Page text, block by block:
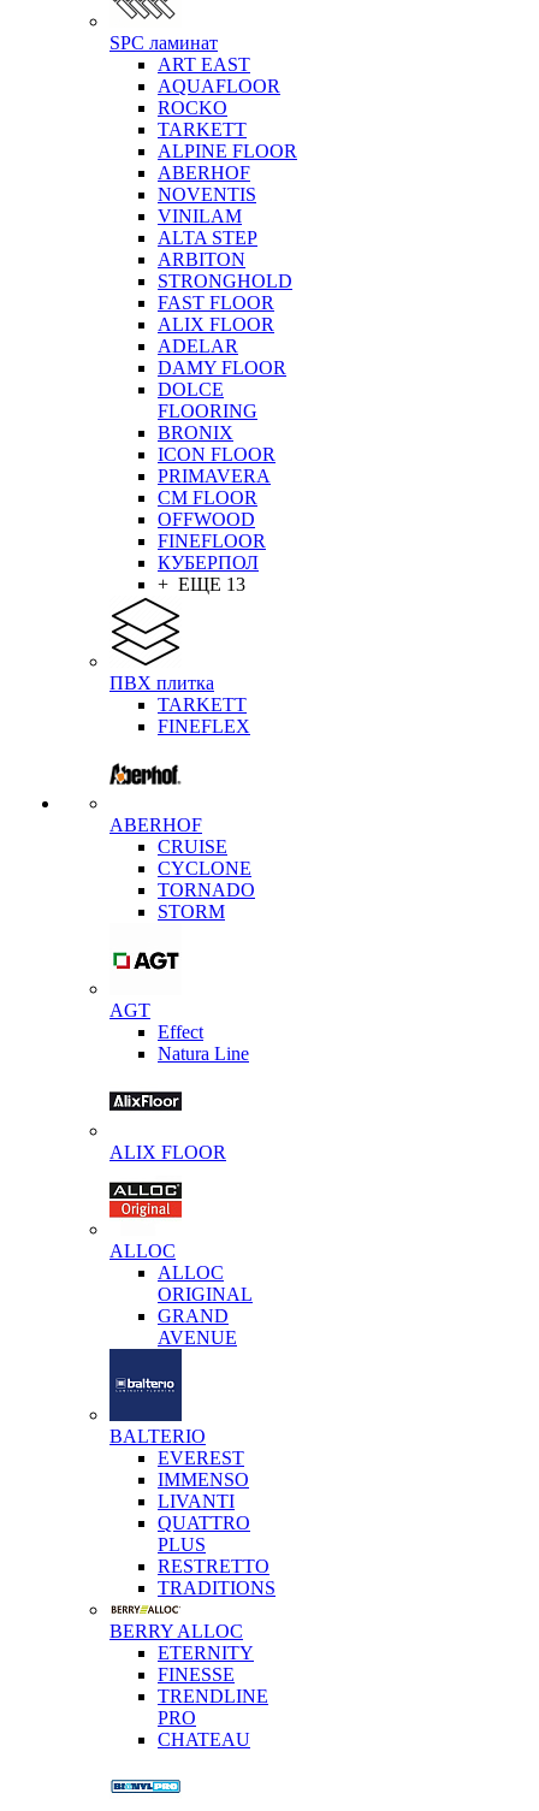
SPC ламинат
ART EAST
AQUAFLOOR
ROCKO
TARKETT
ALPINE FLOOR
ABERHOF
NOVENTIS
VINILAM
ALTA STEP
ARBITON
STRONGHOLD
FAST FLOOR
ALIX FLOOR
ADELAR
DAMY FLOOR
DOLCE
FLOORING
BRONIX
ICON FLOOR
PRIMAVERA
CM FLOOR
OFFWOOD
FINEFLOOR
КУБЕРПОЛ
+ ЕЩЕ 13
ПВХ плитка
TARKETT
FINEFLEX
ABERHOF
CRUISE
CYCLONE
TORNADO
STORM
AGT
Effect
Natura Line
ALIX FLOOR
ALLOC
ALLOC
ORIGINAL
GRAND
AVENUE
BALTERIO
EVEREST
IMMENSO
LIVANTI
QUATTRO
PLUS
RESTRETTO
TRADITIONS
BERRY ALLOC
ETERNITY
FINESSE
TRENDLINE
PRO
CHATEAU